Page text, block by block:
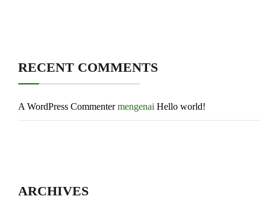
RECENT COMMENTS
A WordPress Commentermengenai Hello world!
ARCHIVES